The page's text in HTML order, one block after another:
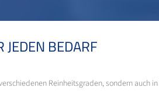
JEDEN BEDARF
Reinheitsgraden, sondern auch in